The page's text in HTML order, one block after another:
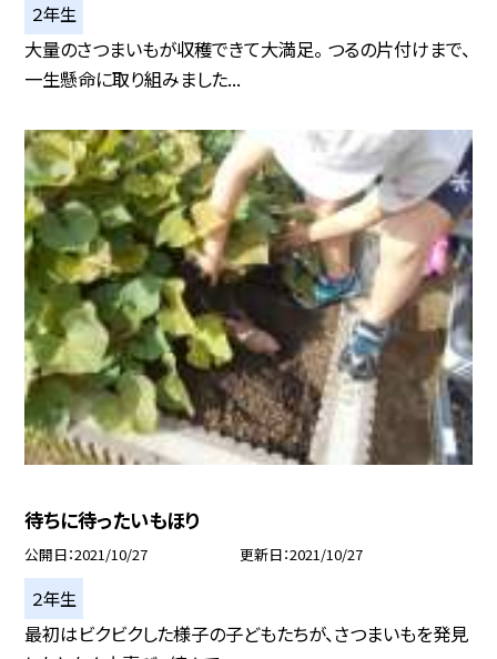
２年生
大量のさつまいもが収穫できて大満足。 つるの片付けまで、
一生懸命に取り組みました...
待ちに待ったいもほり
公開日 2021/10/27 更新日 2021/10/27
２年生
最初はビクビクした様子の子どもたちが、さつまいもを発見